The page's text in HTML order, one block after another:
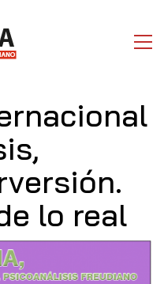
lo real